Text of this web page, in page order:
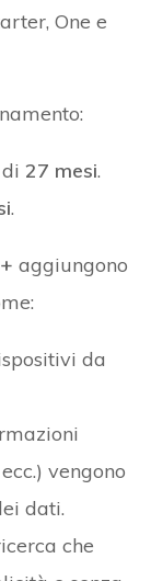
One e
di27 mesi.
.
aggiungono
da
vengono
dati.
che